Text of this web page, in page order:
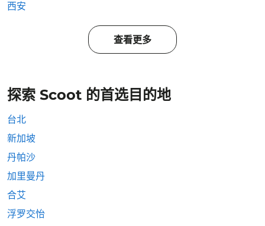
西安
查看更多
探索 Scoot 的首选目的地
台北
新加坡
丹帕沙
加里曼丹
合艾
浮罗交怡